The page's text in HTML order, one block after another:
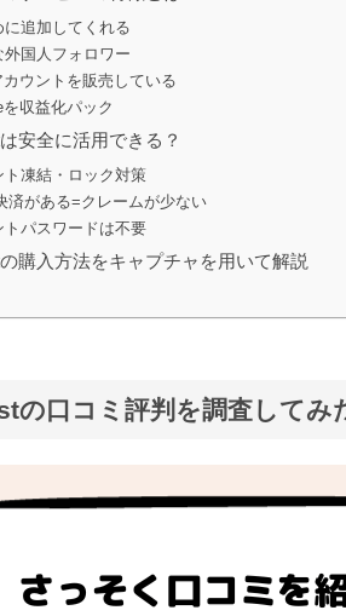
に追加してくれる
外国人フォロワー
カウントを販売している
を収益化パック
安全に活用できる？
ト凍結・ロック対策
済がある=クレームが少ない
トパスワードは不要
の購入方法をキャプチャを用いて解説
の口コミ評判を調査してみ